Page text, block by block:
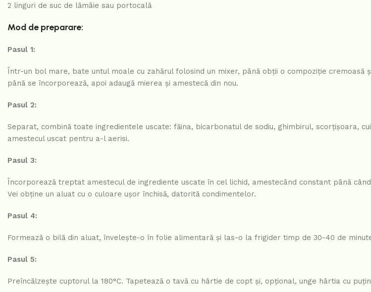
2 linguri de suc de lămâie sau portocală
Mod de preparare:
Pasul 1:
Într-un bol mare, bate untul moale cu zahărul folosind un mixer, până obții o compoziție cremoasă
până se încorporează, apoi adaugă mierea și amestecă din nou.
Pasul 2:
Separat, combină toate ingredientele uscate: făina, bicarbonatul de sodiu, ghimbirul, scorțișoara,
amestecul uscat pentru a-l aerisi.
Pasul 3:
Încorporează treptat amestecul de ingrediente uscate în cel lichid, amestecând constant până
Vei obține un aluat cu o culoare ușor închisă, datorită condimentelor.
Pasul 4:
Formează o bilă din aluat, învelește-o în folie alimentară și las-o la frigider timp de 30-40 de
Pasul 5:
Preîncălzește cuptorul la 180°C. Tapetează o tavă cu hârtie de copt și, opțional, unge hârtia cu